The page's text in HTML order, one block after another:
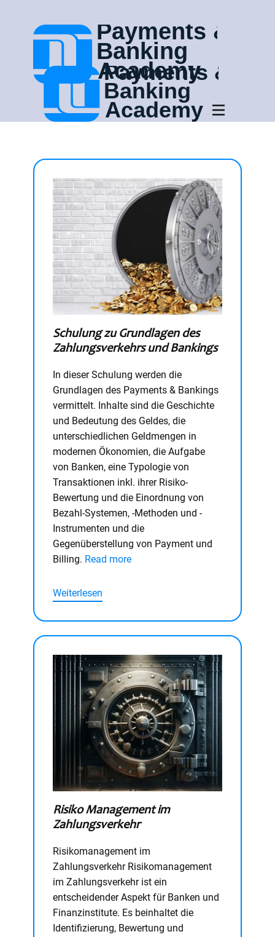
Schulung zu Grundlagen des
Zahlungsverkehrs und Bankings
In dieser Schulung werden die
Grundlagen des Payments & Bankings
vermittelt. Inhalte sind die Geschichte
und Bedeutung des Geldes, die
unterschiedlichen Geldmengen in
modernen Ökonomien, die Aufgabe
von Banken, eine Typologie von
Transaktionen inkl. ihrer Risiko-
Bewertung und die Einordnung von
Bezahl-Systemen, -Methoden und -
Instrumenten und die
Gegenüberstellung von Payment und
Billing. Read more
Weiterlesen
Risiko Management im
Zahlungsverkehr
Risikomanagement im
Zahlungsverkehr Risikomanagement
im Zahlungsverkehr ist ein
entscheidender Aspekt für Banken und
Finanzinstitute. Es beinhaltet die
Identifizierung, Bewertung und